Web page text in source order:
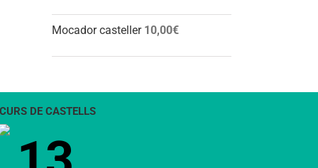
Mocador casteller 10,00€
DE CASTELLS